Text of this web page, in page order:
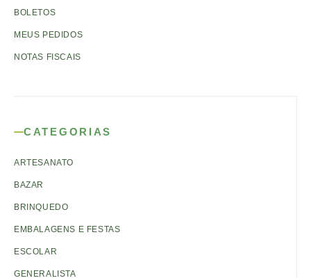
BOLETOS
MEUS PEDIDOS
NOTAS FISCAIS
CATEGORIAS
ARTESANATO
BAZAR
BRINQUEDO
EMBALAGENS E FESTAS
ESCOLAR
GENERALISTA